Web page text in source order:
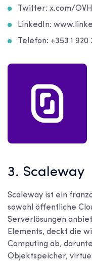
Twitter: x.com/
LinkedIn:
Telefon: +353 1 920
3. Scaleway
Scaleway ist ein
sowohl öffentliche
Serverlösungen
Elements, deckt die
Computing ab,
Objektspeicher,